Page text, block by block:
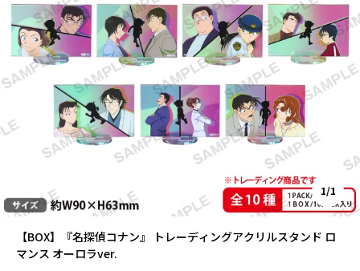
【BOX】『名探偵コナン』 トレーディングアクリルスタンド ロ
マンス オーロラver.
1/1